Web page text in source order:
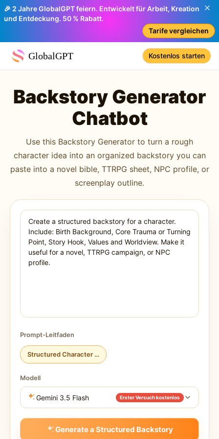
🎉 2 Jahre GlobalGPT feiern. Entwickelt für Arbeit, Kreation
und Entdeckung. 50 % Rabatt.
Tarife vergleichen
GlobalGPT Kostenlos starten
Backstory Generator
Chatbot
Use this Backstory Generator to turn a rough
character idea into an organized backstory you can
paste into a novel bible, TTRPG sheet, NPC profile, or
screenplay outline.
Prompt-Leitfaden
Structured Character Backstory
Modell
Gemini 3.5 Flash Erster Versuch kostenlos
Generate a Structured Backstory